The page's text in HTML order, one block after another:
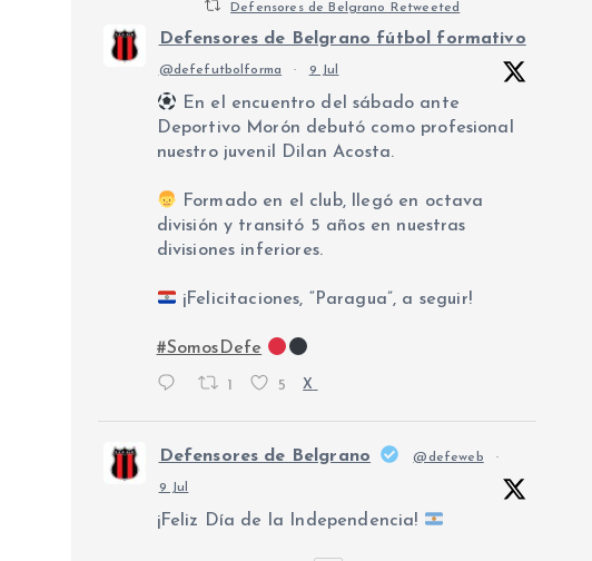
Defensores de Belgrano Retweeted
Defensores de Belgrano fútbol formativo
@defefutbolforma · 9 Jul
En el encuentro del sábado ante
Deportivo Morón debutó como profesional
nuestro juvenil Dilan Acosta.
Formado en el club, llegó en octava
división y transitó 5 años en nuestras
divisiones inferiores.
¡Felicitaciones, “Paragua”, a seguir!
#SomosDefe
1 5 X
Defensores de Belgrano @defeweb ·
9 Jul
¡Feliz Día de la Independencia!